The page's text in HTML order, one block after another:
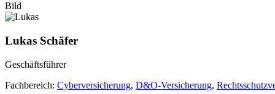
Bild
Lukas Schäfer
Geschäftsführer
Fachbereich: Cyberversicherung, D&O-Versicherung,